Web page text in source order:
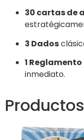
30 cartas de
3 Dados
1 Reglamento
inmediato.